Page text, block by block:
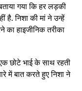
गया कि हर लड़की
है. निशा की मां ने उन्हें
का हाइजीनिक तरीका
छोटे भाई के साथ रहती
में बात करते हुए निशा ने